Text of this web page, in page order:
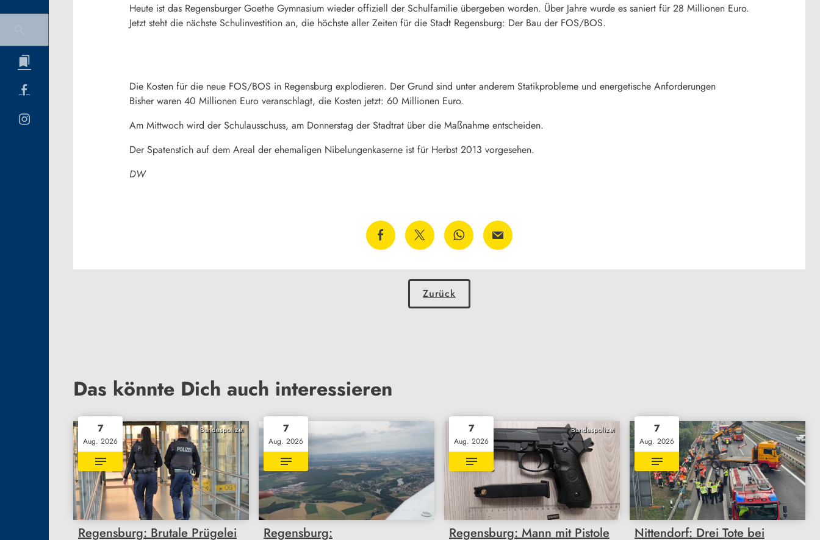
Heute ist das Regensburger Goethe Gymnasium wieder offiziell der Schulfamilie übergeben worden. Über Jahre wurde es saniert für 28 Millionen Euro.
Jetzt steht die nächste Schulinvestition an, die höchste aller Zeiten für die Stadt Regensburg: Der Bau der FOS/BOS.
Die Kosten für die neue FOS/BOS in Regensburg explodieren. Der Grund sind unter anderem Statikprobleme und energetische Anforderungen
Bisher waren 40 Millionen Euro veranschlagt, die Kosten jetzt: 60 Millionen Euro.
Am Mittwoch wird der Schulausschuss, am Donnerstag der Stadtrat über die Maßnahme entscheiden.
Der Spatenstich auf dem Areal der ehemaligen Nibelungenkaserne ist für Herbst 2013 vorgesehen.
DW
Zurück
Das könnte Dich auch interessieren
Bundespolizei
7
Aug. 2026
Regensburg: Brutale Prügelei
7
Aug. 2026
Regensburg:
Bundespolizei
7
Aug. 2026
Regensburg: Mann mit Pistole
7
Aug. 2026
Nittendorf: Drei Tote bei